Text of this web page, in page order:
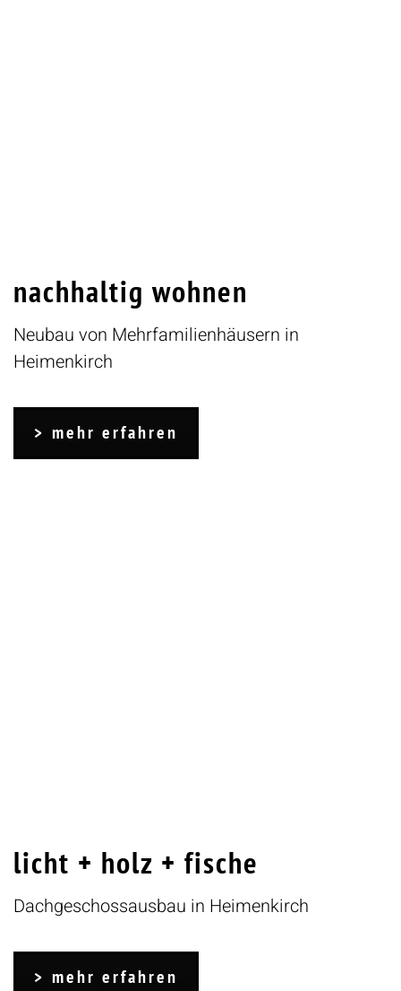
nachhaltig wohnen
Neubau von Mehrfamilienhäusern in
Heimenkirch
mehr erfahren
licht + holz + fische
Dachgeschossausbau in Heimenkirch
mehr erfahren